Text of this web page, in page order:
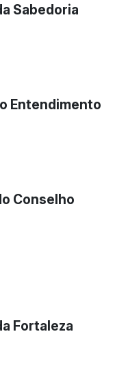
Sabedoria
Entendimento
Conselho
Fortaleza